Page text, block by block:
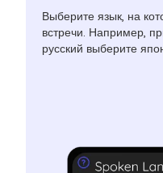
Выберите язык, на
встречи. Например,
русский выберите